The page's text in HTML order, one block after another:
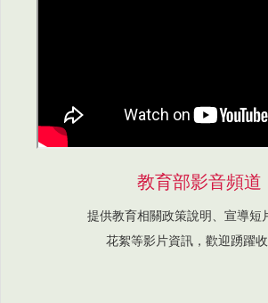
教育部影音頻道
提供教育相關政策說明、宣導短
花絮等影片資訊，歡迎踴躍收